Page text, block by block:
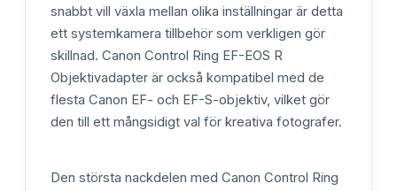
snabbt vill växla mellan olika inställningar är detta
ett systemkamera tillbehör som verkligen gör
skillnad. Canon Control Ring EF-EOS R
Objektivadapter är också kompatibel med de
flesta Canon EF- och EF-S-objektiv, vilket gör
den till ett mångsidigt val för kreativa fotografer.
Den största nackdelen med Canon Control Ring